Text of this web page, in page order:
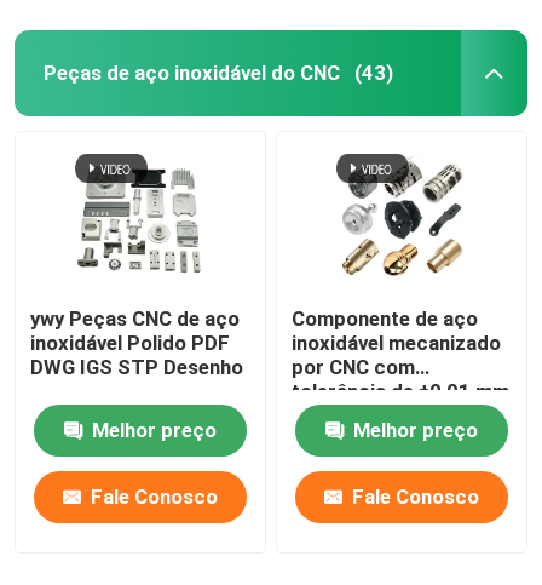
Peças de aço inoxidável do CNC (43)
ywy Peças CNC de aço
inoxidável Polido PDF
DWG IGS STP Desenho
Melhor preço
Fale Conosco
Componente de aço
inoxidável mecanizado
por CNC com
tolerância de ±0,01 mm
Melhor preço
Fale Conosco